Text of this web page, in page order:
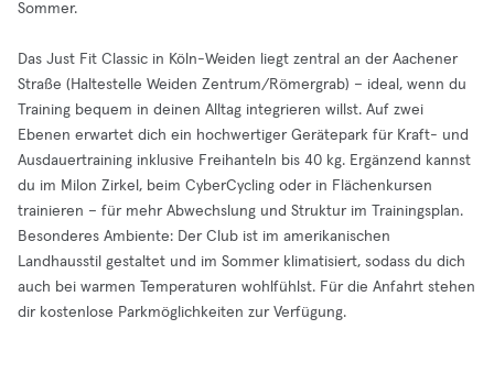
Sommer.
Das Just Fit Classic in Köln-Weiden liegt zentral an der Aachener
Straße (Haltestelle Weiden Zentrum/Römergrab) – ideal, wenn du
Training bequem in deinen Alltag integrieren willst. Auf zwei
Ebenen erwartet dich ein hochwertiger Gerätepark für Kraft- und
Ausdauertraining inklusive Freihanteln bis 40 kg. Ergänzend kannst
du im Milon Zirkel, beim CyberCycling oder in Flächenkursen
trainieren – für mehr Abwechslung und Struktur im Trainingsplan.
Besonderes Ambiente: Der Club ist im amerikanischen
Landhausstil gestaltet und im Sommer klimatisiert, sodass du dich
auch bei warmen Temperaturen wohlfühlst. Für die Anfahrt stehen
dir kostenlose Parkmöglichkeiten zur Verfügung.